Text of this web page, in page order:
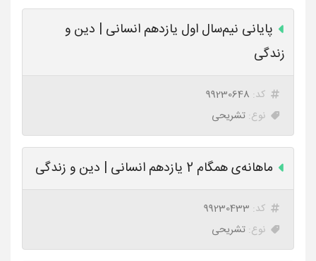
پایانی نیم‌سال اول یازدهم انسانی | دین و
زندگی
کد: 99230648
نوع: تشریحی
ماهانه‌ی همگام 2 یازدهم انسانی | دین و زندگی
کد: 99230433
نوع: تشریحی